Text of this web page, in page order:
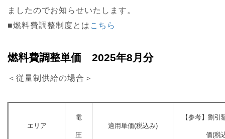
ましたのでお知らせいたします。
■燃料費調整制度とは こちら
燃料費調整単価 2025年8月分
＜従量制供給の場合＞
エリア
電
圧
適用単価(税込み)
【参考】割
価(税